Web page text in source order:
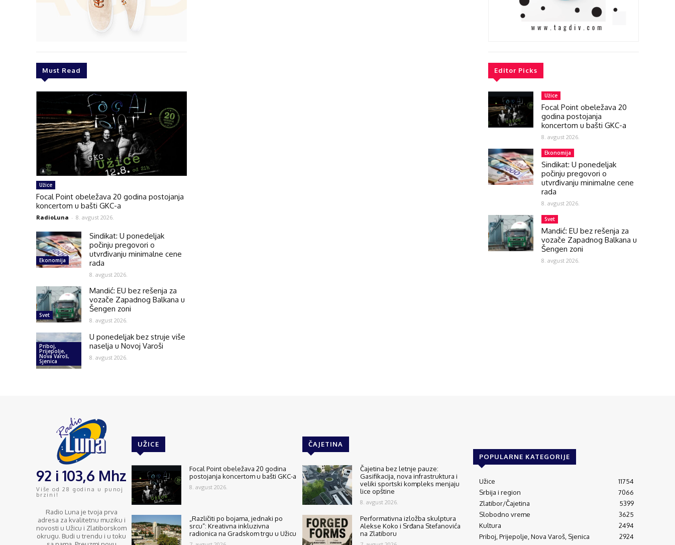
Must Read
Užice
Focal Point obeležava 20 godina postojanja
koncertom u bašti GKC-a
RadioLuna - 8. avgust 2026.
Ekonomija
Sindikat: U ponedeljak
počinju pregovori o
utvrđivanju minimalne cene
rada
8. avgust 2026.
Svet
Mandić: EU bez rešenja za
vozače Zapadnog Balkana u
Šengen zoni
8. avgust 2026.
Priboj,
Prijepolje,
Nova Varoš,
Sjenica
U ponedeljak bez struje više
naselja u Novoj Varoši
8. avgust 2026.
Editor Picks
Užice
Focal Point obeležava 20
godina postojanja
koncertom u bašti GKC-a
8. avgust 2026.
Ekonomija
Sindikat: U ponedeljak
počinju pregovori o
utvrđivanju minimalne cene
rada
8. avgust 2026.
Svet
Mandić: EU bez rešenja za
vozače Zapadnog Balkana u
Šengen zoni
8. avgust 2026.
92 i 103,6 Mhz
Više od 28 godina u punoj
brzini!
Radio Luna je tvoja prva
adresa za kvalitetnu muziku i
novosti u Užicu i Zlatiborskom
okrugu. Budi u trendu i u toku
UŽICE
Focal Point obeležava 20 godina
postojanja koncertom u bašti GKC-a
8. avgust 2026.
„Različiti po bojama, jednaki po
srcu“: Kreativna inkluzivna
radionica na Gradskom trgu u Užicu
ČAJETINA
Čajetina bez letnje pauze:
Gasifikacija, nova infrastruktura i
veliki sportski kompleks menjaju
lice opštine
8. avgust 2026.
Performativna izložba skulptura
Alekse Koko i Srđana Stefanovića
na Zlatiboru
POPULARNE KATEGORIJE
Užice
11754
Srbija i region
7066
Zlatibor/Čajetina
5399
Slobodno vreme
3625
Kultura
2494
Priboj, Prijepolje, Nova Varoš, Sjenica
2924